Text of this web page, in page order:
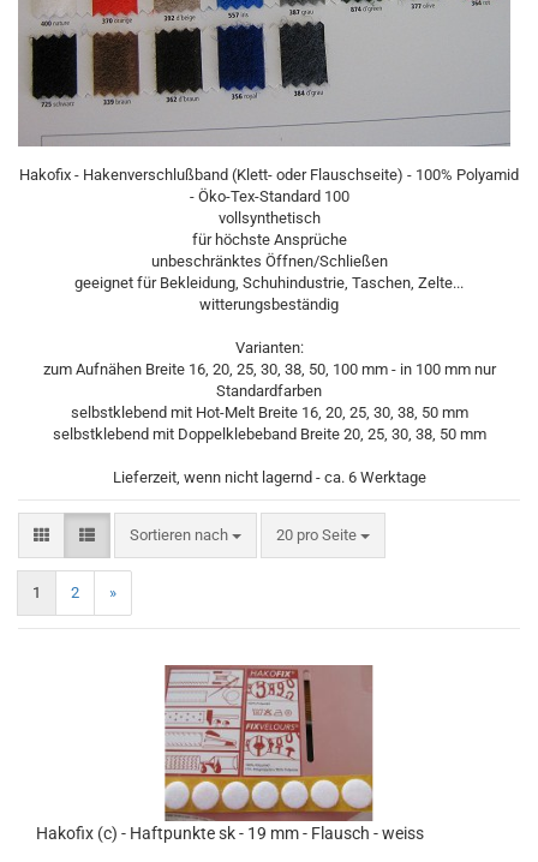
Hakofix - Hakenverschlußband (Klett- oder Flauschseite) - 100% Polyamid
- Öko-Tex-Standard 100
vollsynthetisch
für höchste Ansprüche
unbeschränktes Öffnen/Schließen
geeignet für Bekleidung, Schuhindustrie, Taschen, Zelte...
witterungsbeständig
Varianten:
zum Aufnähen Breite 16, 20, 25, 30, 38, 50, 100 mm - in 100 mm nur
Standardfarben
selbstklebend mit Hot-Melt Breite 16, 20, 25, 30, 38, 50 mm
selbstklebend mit Doppelklebeband Breite 20, 25, 30, 38, 50 mm
Lieferzeit, wenn nicht lagernd - ca. 6 Werktage
Sortieren nach
Sortieren nach 20 pro Seite
pro Seite
1 2 »
Hakofix (c) - Haftpunkte sk - 19 mm - Flausch - weiss